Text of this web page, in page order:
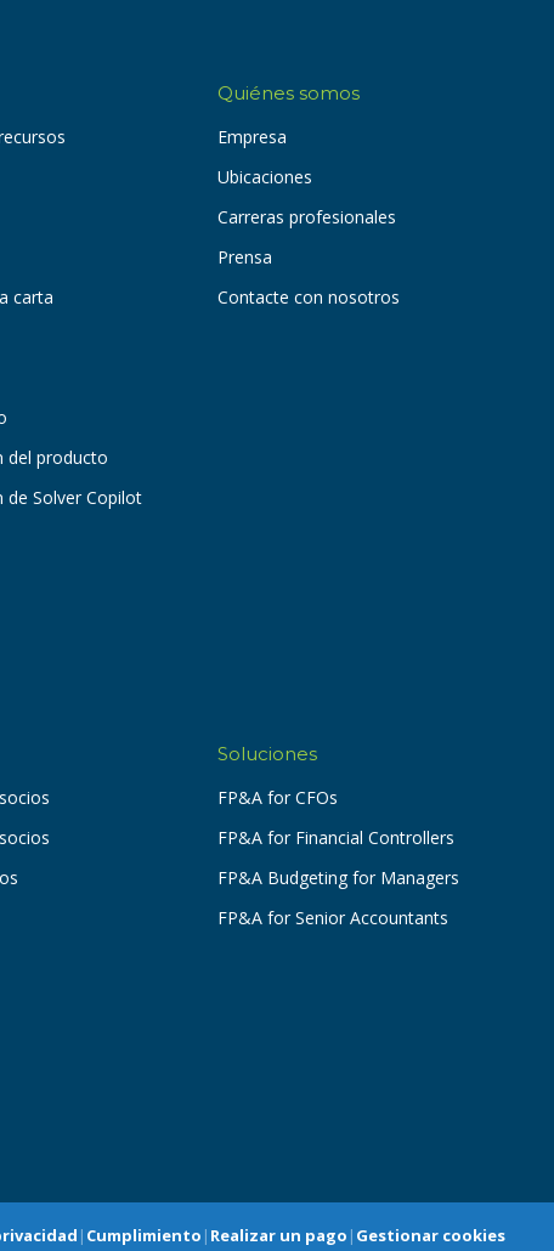
carta
del producto
de Solver Copilot
Quiénes somos
Empresa
Ubicaciones
Carreras profesionales
Prensa
Contacte con nosotros
Soluciones
FP&A for CFOs
FP&A for Financial Controllers
FP&A Budgeting for Managers
FP&A for Senior Accountants
| Cumplimiento | Realizar un pago | Gestionar cookies